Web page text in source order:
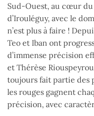
Sud-Ouest, au cœur du
d’Irouléguy, avec le
n’est plus à faire !
Teo et Iban ont
d’immense précision
et Thérèse
toujours fait partie des
les rouges gagnent
précision, avec